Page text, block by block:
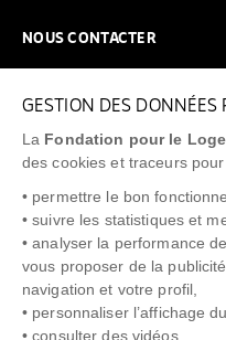
GESTION DES DONNÉES
La Fondation pour le
des cookies et traceurs pour
• permettre le bon
• suivre les statistiques et
• analyser la performance
vous proposer de la
navigation et votre profil,
• personnaliser l’affichage
• consulter des vidéos,
NOUS CONTACTER
FAQ
NEWSLETTER
"Allô Prévention